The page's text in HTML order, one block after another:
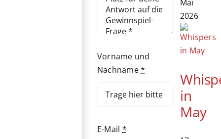
Vorname und
Nachname*
E-Mail *
Mai
2026
in
May